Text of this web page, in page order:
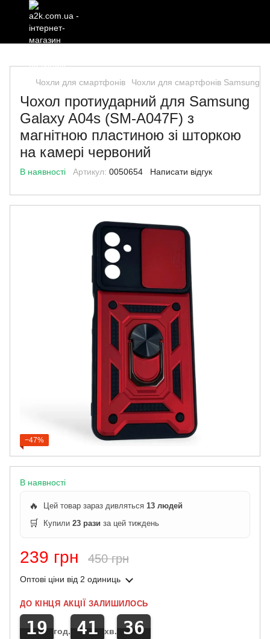
Чохли для смартфонів Чохли для смартфонів Samsung
Чохол протиударний для Samsung
Galaxy A04s (SM-A047F) з
магнітною пластиною зі шторкою
на камері червоний
В наявності Артикул: 0050654 Написати відгук
−47%
В наявності
🔥 Цей товар зараз дивляться 13 людей
🛒 Купили 23 рази за цей тиждень
239 грн 450 грн
Оптові ціни від 2 одиниць
ДО КІНЦЯ АКЦІЇ ЗАЛИШИЛОСЬ
19 год. 41 хв. 36